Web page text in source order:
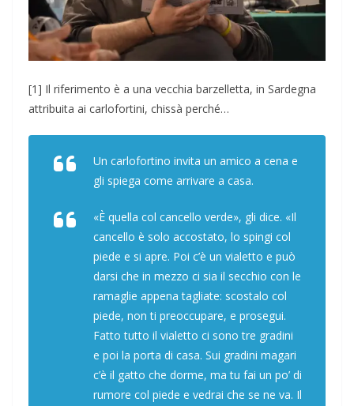
[1] Il riferimento è a una vecchia barzelletta, in Sardegna
attribuita ai carlofortini, chissà perché…
Un carlofortino invita un amico a cena e
gli spiega come arrivare a casa.
«È quella col cancello verde», gli dice. «Il
cancello è solo accostato, lo spingi col
piede e si apre. Poi c’è un vialetto e può
darsi che in mezzo ci sia il secchio con le
ramaglie appena tagliate: scostalo col
piede, non ti preoccupare, e prosegui.
Fatto tutto il vialetto ci sono tre gradini
e poi la porta di casa. Sui gradini magari
c’è il gatto che dorme, ma tu fai un po’ di
rumore col piede e vedrai che se ne va. Il